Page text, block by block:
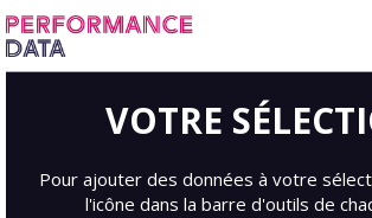
Panneau de gestion des cookies
VOTRE
Pour ajouter des données à votre
l'icône dans la barre d'outils de